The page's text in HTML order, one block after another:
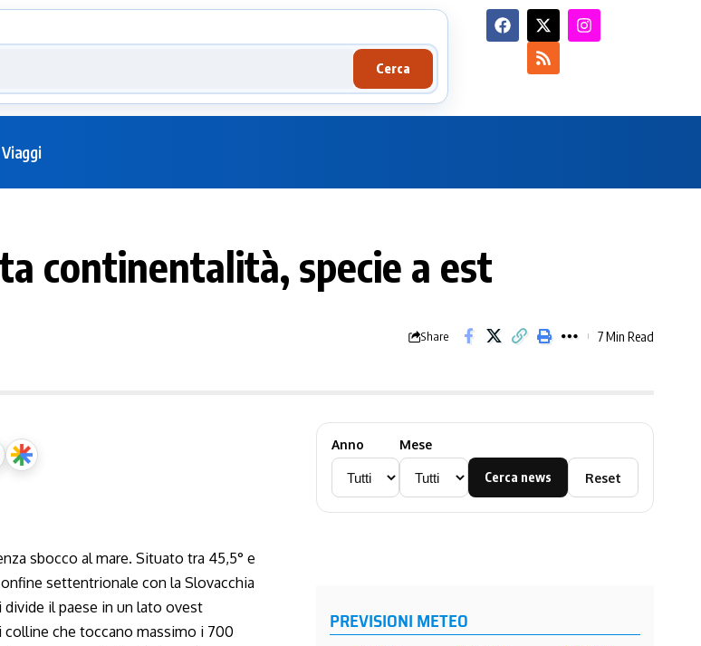
Cerca
Viaggi
continentalità, specie a est
Share 7 Min Read
sbocco al mare. Situato tra 45,5° e
settentrionale con la Slovacchia
il paese in un lato ovest
che toccano massimo i 700
Anno Mese
Cerca news Reset